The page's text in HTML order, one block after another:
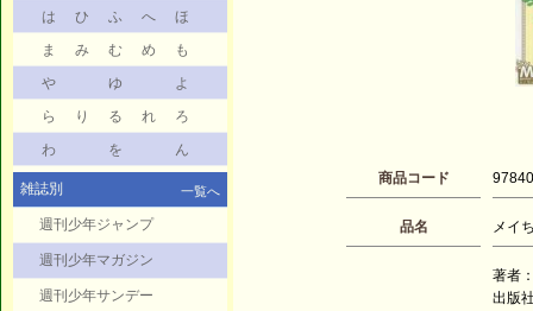
は
ひ ふ へ
ほ
ま
み む め
も
や
ゆ
よ
ら
り る れ
ろ
わ
を ん
雑誌別 一覧へ
週刊少年ジャンプ
週刊少年マガジン
週刊少年サンデー
商品コード
品名 メイ
著者
出版